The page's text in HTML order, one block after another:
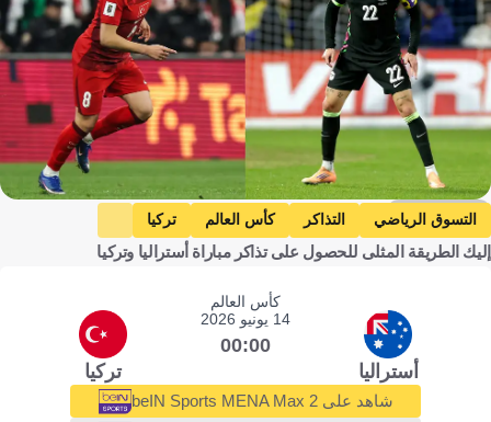
Getty Images
التسوق الرياضي التذاكر كأس العالم
تركيا
أستراليا
أردا جولر جاكسون إيرفين كرة قدم
إليك الطريقة المثلى للحصول على تذاكر مباراة أستراليا وتركيا
كأس العالم
أستراليا
14 يونيو 2026
00:00
تركيا
شاهد على beIN Sports MENA Max 2